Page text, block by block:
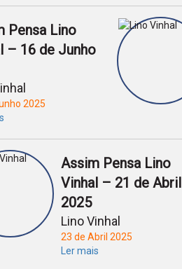
Pensa Lino
– 16 de Junho
2025
Assim Pensa Lino
Vinhal – 21 de Abril
2025
Lino Vinhal
23 de Abril 2025
Ler mais